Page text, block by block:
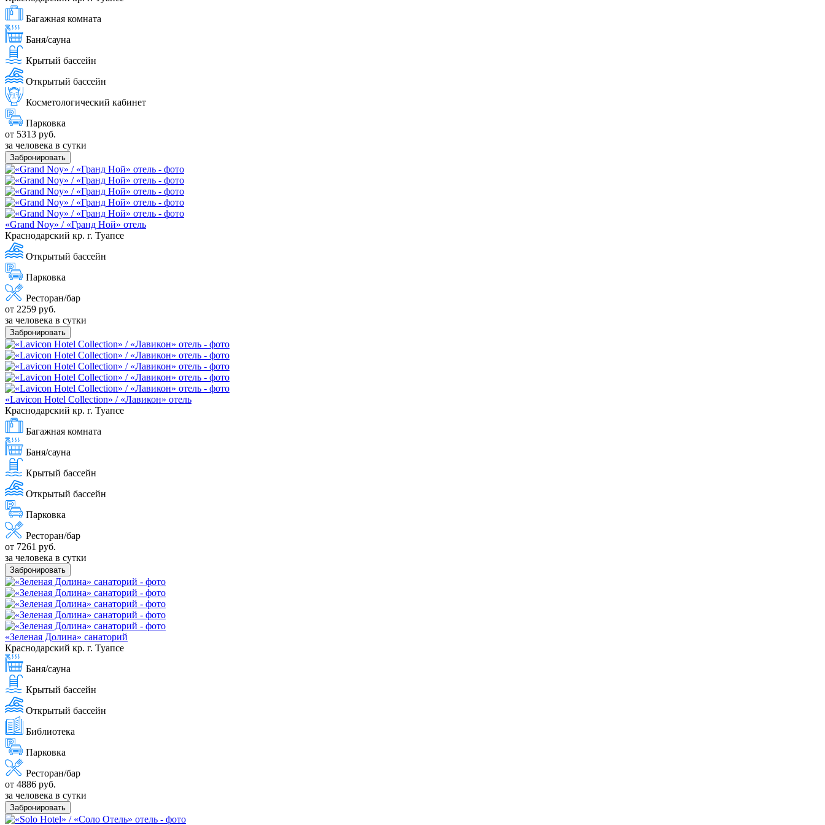
Багажная комната
Баня/сауна
Крытый бассейн
Открытый бассейн
Косметологический кабинет
Парковка
от 5313 руб.
за человека в сутки
Забронировать
«Grand Noy» / «Гранд Ной» отель
Краснодарский кр. г. Туапсе
Открытый бассейн
Парковка
Ресторан/бар
от 2259 руб.
за человека в сутки
Забронировать
«Lavicon Hotel Collection» / «Лавикон» отель
Краснодарский кр. г. Туапсе
Багажная комната
Баня/сауна
Крытый бассейн
Открытый бассейн
Парковка
Ресторан/бар
от 7261 руб.
за человека в сутки
Забронировать
«Зеленая Долина» санаторий
Краснодарский кр. г. Туапсе
Баня/сауна
Крытый бассейн
Открытый бассейн
Библиотека
Парковка
Ресторан/бар
от 4886 руб.
за человека в сутки
Забронировать